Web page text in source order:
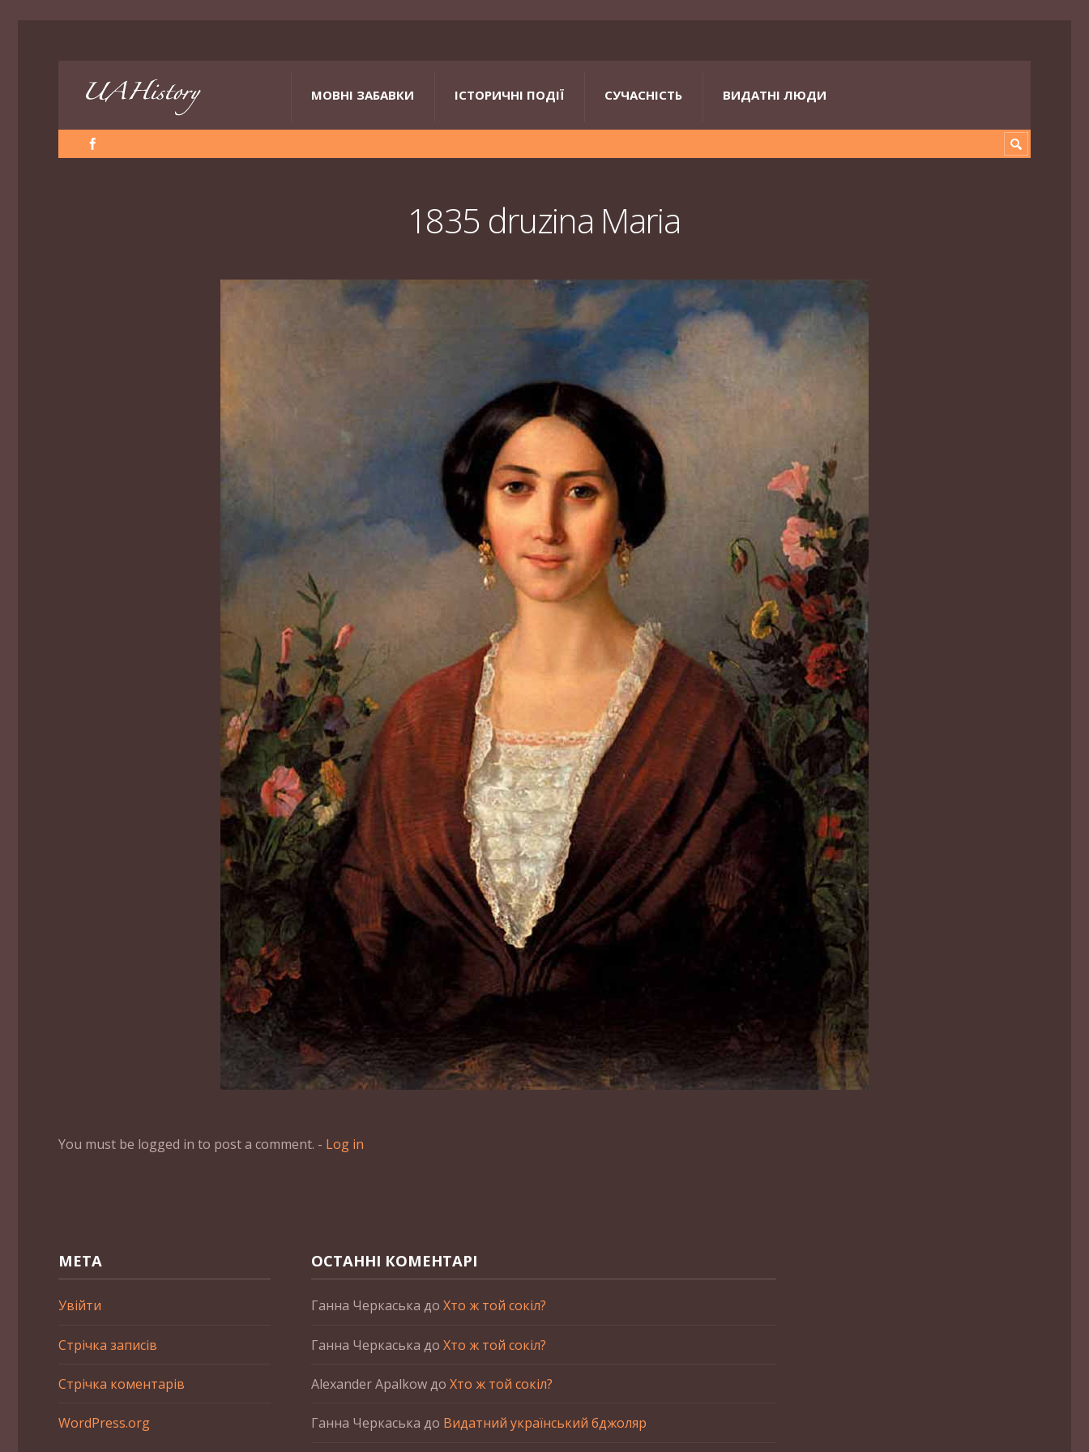
МОВНІ ЗАБАВКИ ІСТОРИЧНІ ПОДІЇ СУЧАСНІСТЬ ВИДАТНІ ЛЮДИ
1835 druzina Maria
You must be logged in to post a comment. - Log in
МЕТА
Увійти
Стрічка записів
Стрічка коментарів
WordPress.org
ОСТАННІ КОМЕНТАРІ
Ганна Черкаська до Хто ж той сокіл?
Ганна Черкаська до Хто ж той сокіл?
Alexander Apalkowдо Хто ж той сокіл?
Ганна Черкаська до Видатний український бджоляр